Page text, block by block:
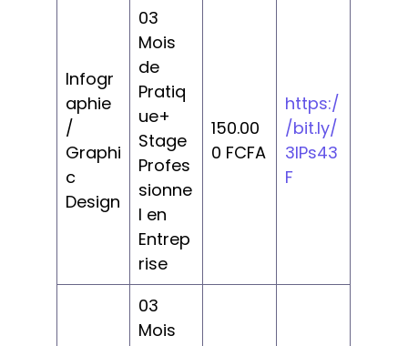
Infogr
aphie
/
Graphi
c
Design
03
Mois
de
Pratiq
ue+
Stage
Profes
sionne
l en
Entrep
rise
150.00
0 FCFA
https:/
/bit.ly/
3IPs43
F
03
Mois